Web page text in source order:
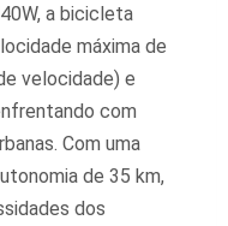
a bicicleta
máxima de
velocidade) e
com
Com uma
de 35 km,
dos